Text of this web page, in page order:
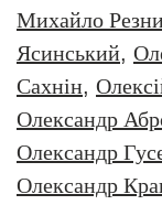
Михайло
Ясинський,
Сахнін,
Олександр
Олександр
Олександр